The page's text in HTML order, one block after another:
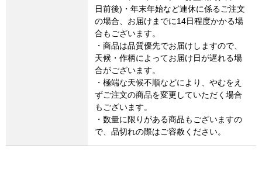
日前後)・年末年始など連休に係るご注文
の場合、お届けまでに14日程度かかる場
合もございます。
・商品は品質優先でお届けしますので、
天候・作柄によってお届け日が遅れる場
合がございます。
・極端な天候不順などにより、やむをえ
ずご注文の商品を変更していただく場合
もございます。
・数量に限りがある商品もございますの
で、品切れの際はご容赦ください。